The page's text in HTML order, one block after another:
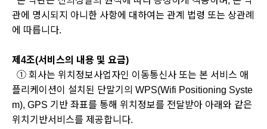
관에 명시되지 아니한 사항에 대하여는 관계 법령 또는 상관례
에 따릅니다.
제4조(서비스의 내용 및 요금)
① 회사는 위치정보사업자인 이동통신사 또는 본 서비스 애
플리케이션이 설치된 단말기의 WPS(Wifi Positioning Syste
m), GPS 기반 좌표를 통해 위치정보를 전달받아 아래와 같은
위치기반서비스를 제공합니다.